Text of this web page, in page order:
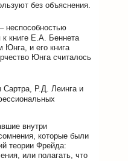
без объяснения.
неспособностью
книге Е.А. Беннета
Юнга, и его книга
Юнга считалось
Сартра, Р.Д. Леинга и
внутри
которые были
теории Фрейда:
или полагать, что